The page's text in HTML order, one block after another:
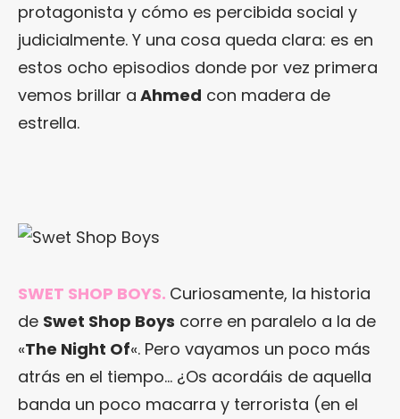
protagonista y cómo es percibida social y
judicialmente. Y una cosa queda clara: es en
estos ocho episodios donde por vez primera
vemos brillar a Ahmed con madera de
estrella.
SWET SHOP BOYS. Curiosamente, la historia
de Swet Shop Boys corre en paralelo a la de
«The Night Of«. Pero vayamos un poco más
atrás en el tiempo… ¿Os acordáis de aquella
banda un poco macarra y terrorista (en el